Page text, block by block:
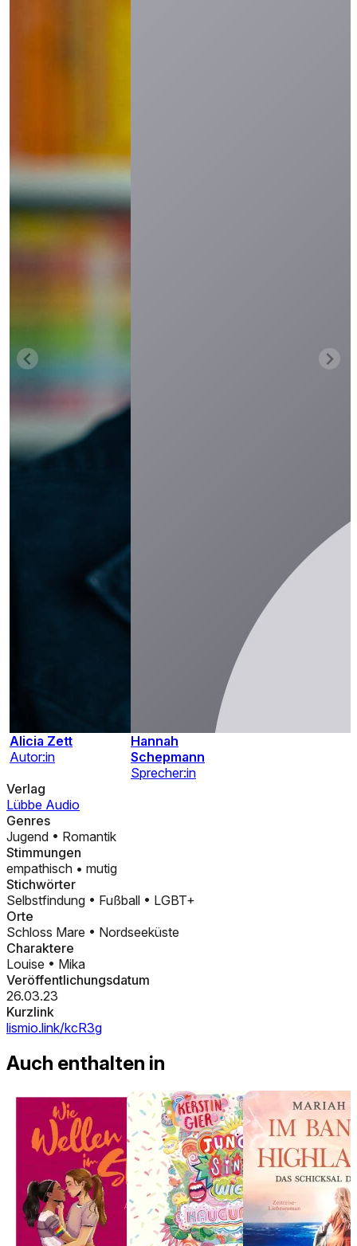
Alicia Zett
Autor:in
Hannah
Schepmann
Sprecher:in
Verlag
Lübbe Audio
Genres
Jugend • Romantik
Stimmungen
empathisch • mutig
Stichwörter
Selbstfindung • Fußball • LGBT+
Orte
Schloss Mare • Nordseeküste
Charaktere
Louise • Mika
Veröffentlichungsdatum
26.03.23
Kurzlink
lismio.link/kcR3g
Auch enthalten in